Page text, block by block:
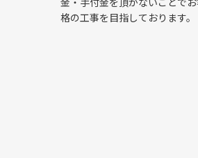
格の工事を目指しております。